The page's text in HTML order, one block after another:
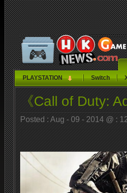
PLAYSTATION Switch
《Call of Duty:
Posted : Aug - 09 - 2014 @ :